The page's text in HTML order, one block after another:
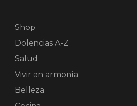
Shop
Dolencias A-Z
Salud
Vivir en armonía
Belleza